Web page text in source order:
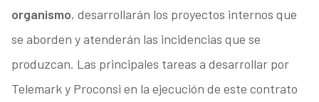
organismo, desarrollarán los proyectos internos que
se aborden y atenderán las incidencias que se
produzcan. Las principales tareas a desarrollar por
Telemark y Proconsi en la ejecución de este contrato